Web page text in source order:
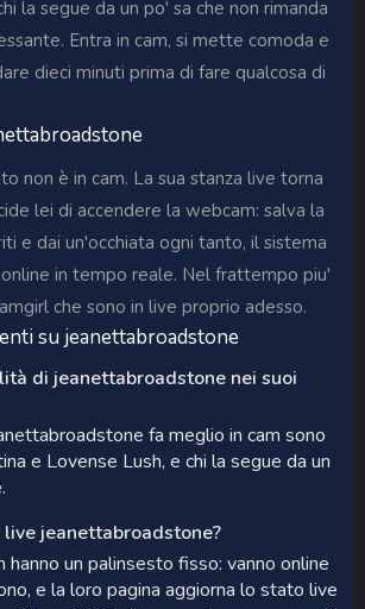
la segue da un po' sa che non rimanda
Entra in cam, si mette comoda e
dieci minuti prima di fare qualcosa di
non è in cam. La sua stanza live torna
lei di accendere la webcam: salva la
e dai un'occhiata ogni tanto, il sistema
in tempo reale. Nel frattempo piu'
che sono in live proprio adesso.
su jeanettabroadstone
di jeanettabroadstone nei suoi
fa meglio in cam sono
e Lovense Lush, e chi la segue da un
jeanettabroadstone?
hanno un palinsesto fisso: vanno online
e la loro pagina aggiorna lo stato live